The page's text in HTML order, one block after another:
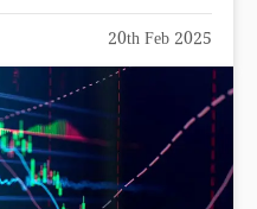
20th Feb 2025